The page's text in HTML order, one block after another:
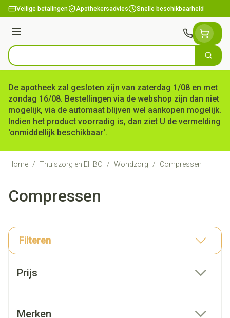
Ga naar de inhoud
Veilige betalingen Apothekersadvies Snelle beschikbaarheid
Menu
Product, merk, categorie... Zoek
De apotheek zal gesloten zijn van zaterdag 1/08 en met
zondag 16/08. Bestellingen via de webshop zijn dan niet
mogelijk, via de automaat blijven wel aankopen mogelijk.
Indien het product voorradig is, dan ziet U de vermelding
'onmiddellijk beschikbaar'.
Home / Thuiszorg en EHBO / Wondzorg / Compressen
Compressen
Filteren
Prijs
Merken